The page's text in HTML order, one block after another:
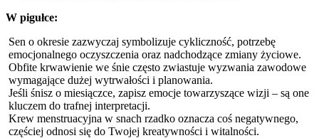
W pigułce:
Sen o okresie zazwyczaj symbolizuje cykliczność, potrzebę
emocjonalnego oczyszczenia oraz nadchodzące zmiany życiowe.
Obfite krwawienie we śnie często zwiastuje wyzwania zawodowe
wymagające dużej wytrwałości i planowania.
Jeśli śnisz o miesiączce, zapisz emocje towarzyszące wizji – są one
kluczem do trafnej interpretacji.
Krew menstruacyjna w snach rzadko oznacza coś negatywnego,
częściej odnosi się do Twojej kreatywności i witalności.